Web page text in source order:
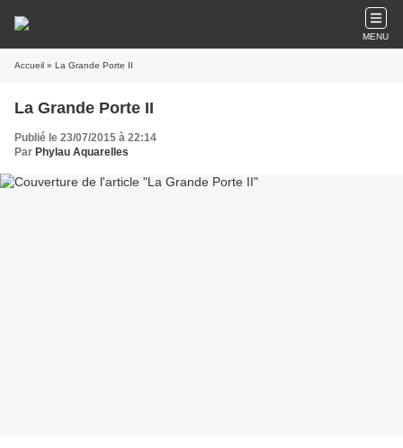
MENU
Accueil » La Grande Porte II
La Grande Porte II
Publié le 23/07/2015 à 22:14
Par Phylau Aquarelles